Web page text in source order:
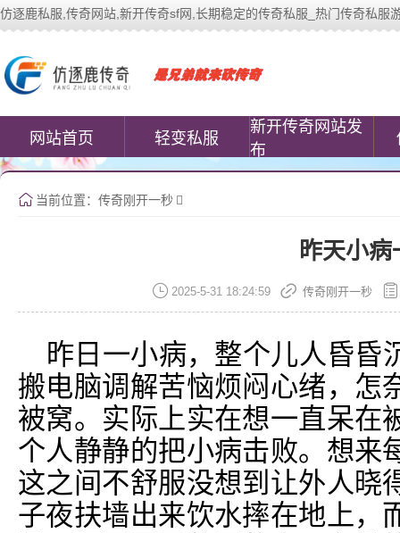
仿逐鹿私服,传奇网站,新开传奇sf网,长期稳定的传奇私服_热门传奇私服
网站首页 轻变私服
新开传奇网站发
布
当前位置： 传奇刚开一秒
昨天小病
2025-5-31 18:24:59 传奇刚开一秒
昨日一小病，整个儿人昏昏
搬电脑调解苦恼烦闷心绪，怎
被窝。实际上实在想一直呆在
个人静静的把小病击败。想来
这之间不舒服没想到让外人晓
子夜扶墙出来饮水摔在地上，